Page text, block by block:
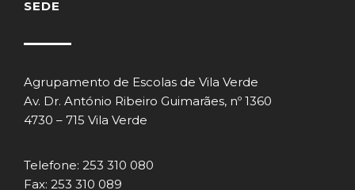
SEDE
Agrupamento de Escolas de Vila Verde
Av. Dr. António Ribeiro Guimarães, nº 1360
4730 – 715 Vila Verde
Telefone: 253 310 080
Fax: 253 310 089